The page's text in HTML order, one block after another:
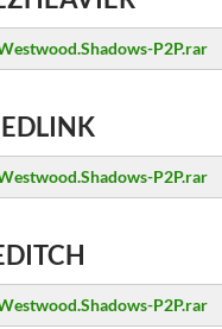
P2P.rar
P2P.rar
P2P.rar